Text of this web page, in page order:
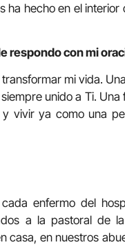
ha hecho en el interior
respondo con mi
mi vida.
unido a Ti. Una
vivir ya como una
enfermo del
a la pastoral de
casa, en nuestros